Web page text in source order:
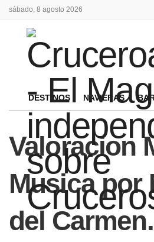
sábado, 8 agosto 2026
DESTINOS NAVIERAS
Valoracion
Musica por
del Carmen.